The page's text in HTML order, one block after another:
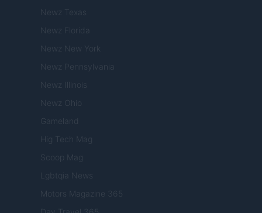
Newz Texas
Newz Florida
Newz New York
Newz Pennsylvania
Newz Illinois
Newz Ohio
Gameland
Hig Tech Mag
Scoop Mag
Lgbtqia News
Motors Magazine 365